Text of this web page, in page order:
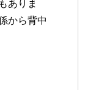
ありま
から背中